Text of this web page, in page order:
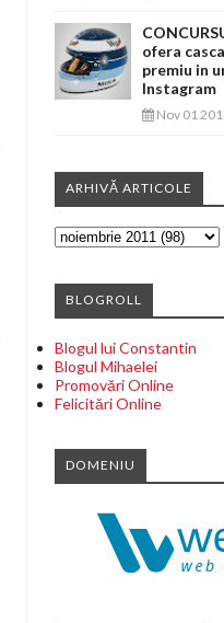
ofera
premiu in
Instagram
Nov 01
ARHIVĂ ARTICOLE
BLOGROLL
Blogul lui Constantin
Blogul Mihaelei
Promovări Online
Felicitări Online
DOMENIU